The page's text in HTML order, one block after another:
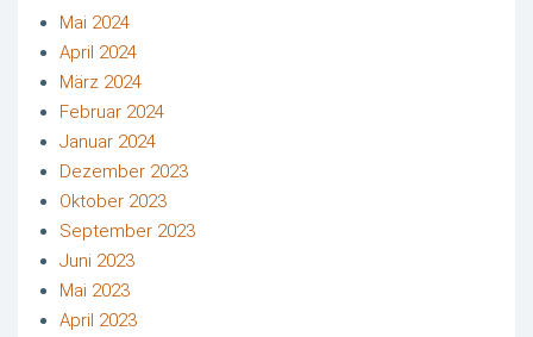
Mai 2024
April 2024
März 2024
Februar 2024
Januar 2024
Dezember 2023
Oktober 2023
September 2023
Juni 2023
Mai 2023
April 2023